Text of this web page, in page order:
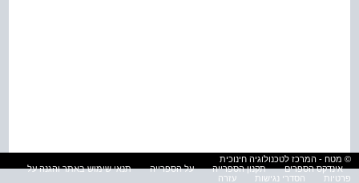
© מטח - המרכז לטכנולוגיה חינוכית
אינדקס הספרים
תקנון הספרייה על הספרייה
תנאי שימוש באתר והגנה על
פרטיות
הסדרי נגישות עזרה